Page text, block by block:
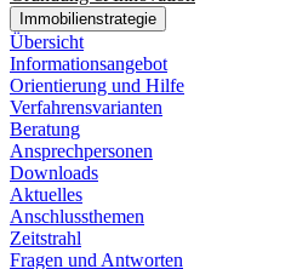
Immobilienstrategie
Übersicht
Informationsangebot
Orientierung und Hilfe
Verfahrensvarianten
Beratung
Ansprechpersonen
Downloads
Aktuelles
Anschlussthemen
Zeitstrahl
Fragen und Antworten